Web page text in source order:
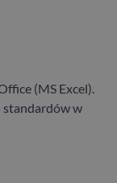
(MS Excel).
standardów w